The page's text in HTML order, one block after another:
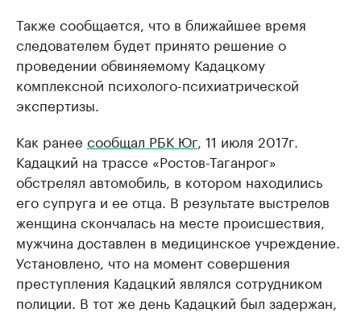
Также сообщается, что в ближайшее время
следователем будет принято решение о
проведении обвиняемому Кадацкому
комплексной психолого-психиатрической
экспертизы.
Как ранее сообщал РБК Юг , 11 июля 2017г.
Кадацкий на трассе «Ростов-Таганрог»
обстрелял автомобиль, в котором находились
его супруга и ее отца. В результате выстрелов
женщина скончалась на месте происшествия,
мужчина доставлен в медицинское учреждение.
Установлено, что на момент совершения
преступления Кадацкий являлся сотрудником
полиции. В тот же день Кадацкий был задержан,